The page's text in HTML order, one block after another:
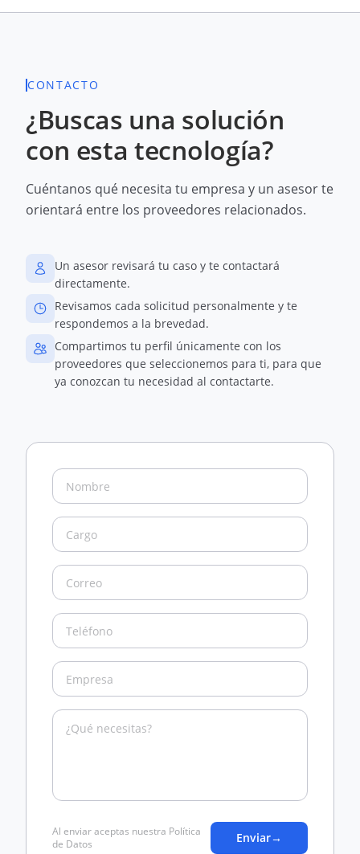
CONTACTO
¿Buscas una solución
con esta tecnología?
Cuéntanos qué necesita tu empresa y un asesor te
orientará entre los proveedores relacionados.
Un asesor revisará tu caso y te contactará
directamente.
Revisamos cada solicitud personalmente y te
respondemos a la brevedad.
Compartimos tu perfil únicamente con los
proveedores que seleccionemos para ti, para que
ya conozcan tu necesidad al contactarte.
Al enviar aceptas nuestra Política
de Datos
Enviar→